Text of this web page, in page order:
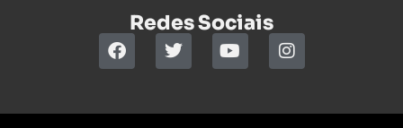
Redes Sociais